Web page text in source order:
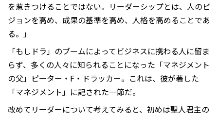
を惹きつけることではない。リーダーシップとは、人のビ
ジョンを高め、成果の基準を高め、人格を高めることであ
る。」
「もしドラ」のブームによってビジネスに携わる人に留ま
らず、多くの人々に知られることになった「マネジメント
の父」ピーター・F・ドラッカー。これは、彼が著した
「マネジメント」に記された一節だ。
改めてリーダーについて考えてみると、初めは聖人君主の